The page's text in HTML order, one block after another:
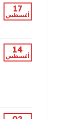
17
أغسطس
14
أغسطس